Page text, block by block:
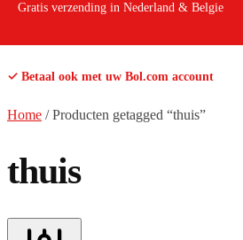
Gratis verzending in Nederland & Belgie
✓ Betaal ook met uw Bol.com account
Home /Producten getagged “thuis”
thuis